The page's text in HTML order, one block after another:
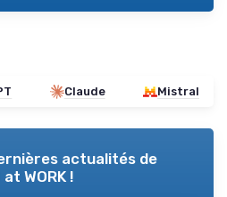
Claude Mistral
actualités de
at WORK !